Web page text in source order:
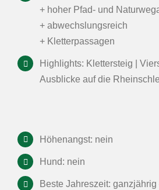
+ hoher Pfad- und
+ abwechslungsreich
+ Kletterpassagen
Highlights: Klettersteig |
Ausblicke auf die
Höhenangst: nein
Hund: nein
Beste Jahreszeit: